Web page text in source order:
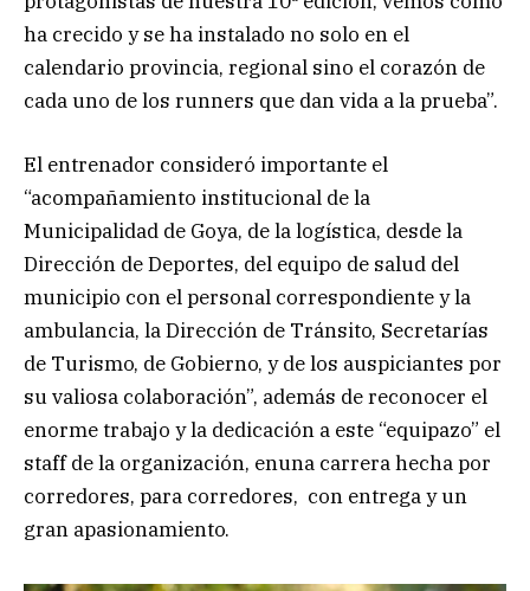
ha crecido y se ha instalado no solo en el
calendario provincia, regional sino el corazón de
cada uno de los runners que dan vida a la prueba”.
El entrenador consideró importante el
“acompañamiento institucional de la
Municipalidad de Goya, de la logística, desde la
Dirección de Deportes, del equipo de salud del
municipio con el personal correspondiente y la
ambulancia, la Dirección de Tránsito, Secretarías
de Turismo, de Gobierno, y de los auspiciantes por
su valiosa colaboración”, además de reconocer el
enorme trabajo y la dedicación a este “equipazo” el
staff de la organización, enuna carrera hecha por
corredores, para corredores, con entrega y un
gran apasionamiento.